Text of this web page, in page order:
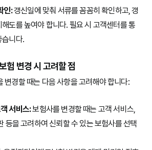
인:갱신일에 맞춰 서류를 꼼꼼히 확인하고, 갱
도를 높여야 합니다. 필요 시 고객센터를 통
습니다.
험 변경 시 고려할 점
변경할 때는 다음 사항을 고려해야 합니다:
서비스:보험사를 변경할 때는 고객 서비스,
등을 고려하여 신뢰할 수 있는 보험사를 선택